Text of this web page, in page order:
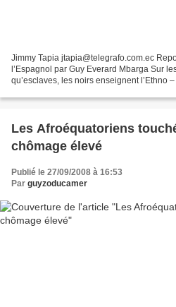
Jimmy Tapia jtapia@telegrafo.com.ec
l’Espagnol par Guy Everard Mbarga Sur
qu’esclaves, les noirs enseignent l’Ethno
Les Afroéquatoriens
chômage élevé
Publié le 27/09/2008 à 16:53
Par guyzoducamer